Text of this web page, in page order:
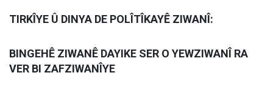
TIRKÎYE Û DINYA DE POLÎTÎKAYÊ ZIWANÎ:
BINGEHÊ ZIWANÊ DAYIKE SER O YEWZIWANÎ RA
VER BI ZAFZIWANÎYE